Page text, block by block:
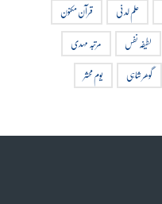
علم لدنی
قرآن مکنون
لطیفہ نفس
مرتبہ مہدی
گوھر شاہی یوم محشر